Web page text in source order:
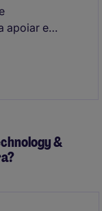
apoiar e
num
na
&